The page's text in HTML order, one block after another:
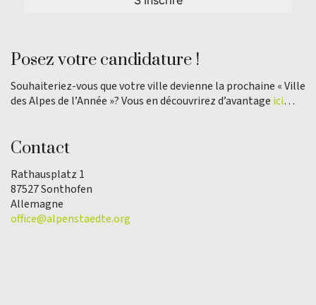
Posez votre candidature !
Souhaiteriez-vous que votre ville devienne la prochaine « Ville
des Alpes de l’Année »? Vous en découvrirez d’avantage ici…
Contact
Rathausplatz 1
87527 Sonthofen
Allemagne
office@alpenstaedte.org